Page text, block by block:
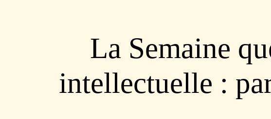
La Semaine
intellectuelle :